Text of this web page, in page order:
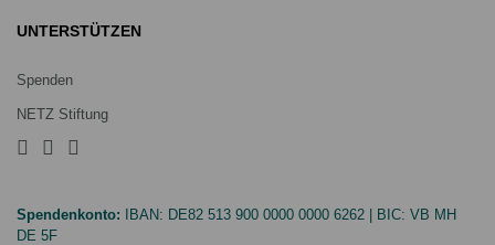
UNTERSTÜTZEN
Spenden
NETZ Stiftung
Spendenkonto: IBAN: DE82 513 900 0000 0000 6262 | BIC: VB MH
DE 5F